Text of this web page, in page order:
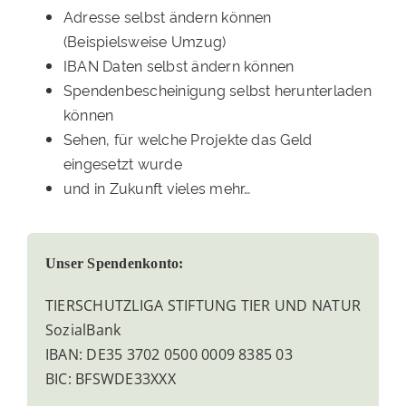
Adresse selbst ändern können
(Beispielsweise Umzug)
IBAN Daten selbst ändern können
Spendenbescheinigung selbst herunterladen
können
Sehen, für welche Projekte das Geld
eingesetzt wurde
und in Zukunft vieles mehr…
Unser Spendenkonto:
TIERSCHUTZLIGA STIFTUNG TIER UND NATUR
SozialBank
IBAN: DE35 3702 0500 0009 8385 03
BIC: BFSWDE33XXX